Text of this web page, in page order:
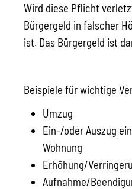
Wird diese Pflicht
Bürgergeld in falscher
ist. Das Bürgergeld ist
Beispiele für wichtige
Umzug
Ein-/oder Auszug
Wohnung
Erhöhung/
Aufnahme/